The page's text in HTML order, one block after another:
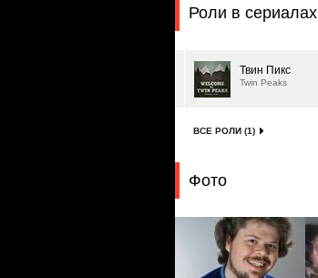
Роли в сериалах
Твин Пикс
Twin Peaks
ВСЕ РОЛИ (1)
Фото